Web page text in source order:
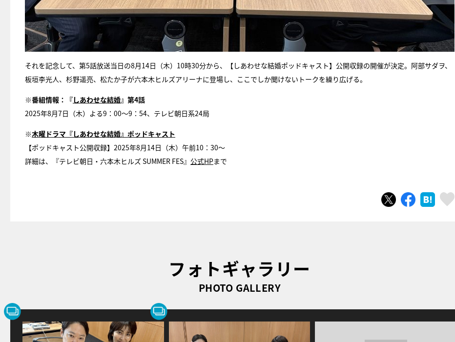
それを記念して、第5話放送当日の8月14日（木）10時30分から、【しあわせな結婚ポッドキャスト】公開収録の開催が決定。阿部サダヲ、
板垣李光人、杉野遥亮、松たか子が六本木ヒルズアリーナに登場し、ここでしか聞けないトークを繰り広げる。
※番組情報：『しあわせな結婚』第4話
2025年8月7日（木）よる9：00～9：54、テレビ朝日系24局
※木曜ドラマ『しあわせな結婚』ポッドキャスト
【ポッドキャスト公開収録】2025年8月14日（木）午前10：30～
詳細は、『テレビ朝日・六本木ヒルズ SUMMER FES』 公式HPまで
ツイートシェア はてブ
フォトギャラリー
PHOTO GALLERY